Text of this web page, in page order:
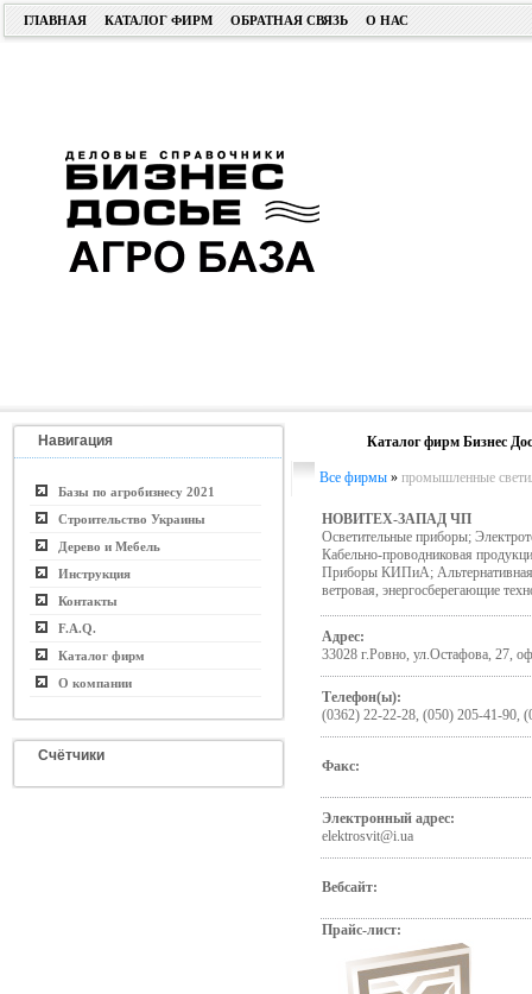
ГЛАВНАЯ КАТАЛОГ ФИРМ ОБРАТНАЯ СВЯЗЬ О НАС
Навигация
Базы по агробизнесу 2021
Строительство Украины
Дерево и Мебель
Инструкция
Контакты
F.A.Q.
Каталог фирм
О компании
Счётчики
Каталог фирм Бизнес
Все фирмы » промышленные
НОВИТЕХ-ЗАПАД ЧП
Осветительные приборы;
Кабельно-проводниковая
Приборы КИПиА; Альтернативная
ветровая, энергосберегающие
Адрес:
33028 г.Ровно, ул.Остафова, 27,
Телефон(ы):
(0362) 22-22-28, (050) 205-41-90,
Факс:
Электронный адрес:
elektrosvit@i.ua
Вебсайт:
Прайс-лист: